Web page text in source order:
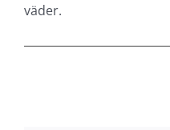
väder.